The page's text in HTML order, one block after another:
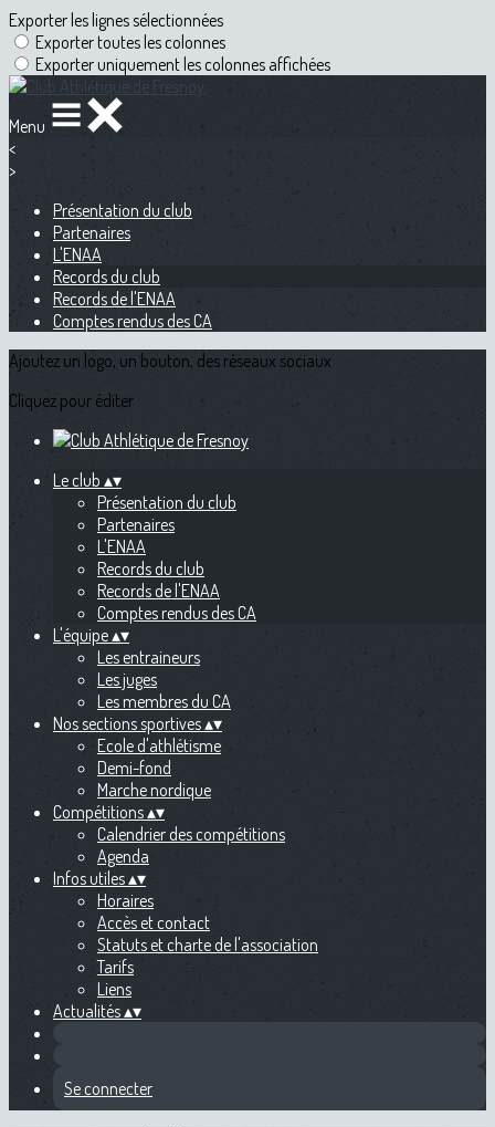
Exporter les lignes sélectionnées
Exporter toutes les colonnes
Exporter uniquement les colonnes affichées
Menu
<
>
Présentation du club
Partenaires
L'ENAA
Records du club
Records de l'ENAA
Comptes rendus des CA
Ajoutez un logo, un bouton, des réseaux sociaux
Cliquez pour éditer
Le club ▴▾
Présentation du club
Partenaires
L'ENAA
Records du club
Records de l'ENAA
Comptes rendus des CA
L'équipe▴▾
Les entraineurs
Les juges
Les membres du CA
Nos sections sportives▴▾
Ecole d'athlétisme
Demi-fond
Marche nordique
Compétitions▴▾
Calendrier des compétitions
Agenda
Infos utiles▴▾
Horaires
Accès et contact
Statuts et charte de l'association
Tarifs
Liens
Actualités▴▾
Se connecter